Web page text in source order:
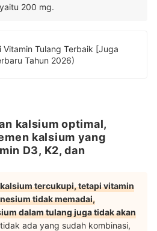
200 mg.
Tulang Terbaik [Juga
Tahun 2026)
kalsium optimal,
kalsium yang
D3, K2, dan
tercukupi, tetapi vitamin
tidak memadai,
dalam tulang juga tidak akan
ada yang sudah kombinasi,